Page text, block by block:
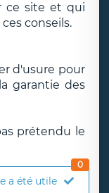
ce site et qui
conseils.
d'usure pour
garantie des
prétendu le
a été utile
0